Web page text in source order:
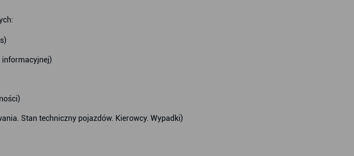
informacyjnej)
Stan techniczny pojazdów. Kierowcy. Wypadki)